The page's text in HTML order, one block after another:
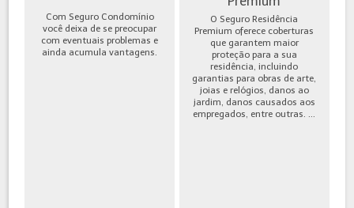
Com Seguro Condomínio
você deixa de se preocupar
com eventuais problemas e
ainda acumula vantagens.
O Seguro Residência
Premium oferece coberturas
que garantem maior
proteção para a sua
residência, incluindo
garantias para obras de arte,
joias e relógios, danos ao
jardim, danos causados aos
empregados, entre outras. ...